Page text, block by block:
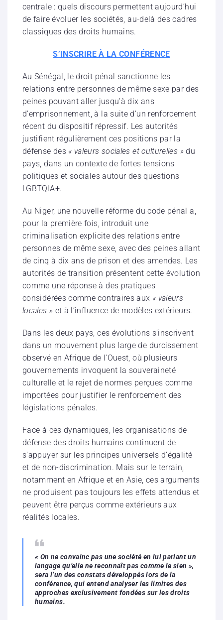
centrale : quels discours permettent aujourd’hui
de faire évoluer les sociétés, au-delà des cadres
classiques des droits humains.
S’INSCRIRE À LA CONFÉRENCE
Au Sénégal, le droit pénal sanctionne les
relations entre personnes de même sexe par des
peines pouvant aller jusqu’à dix ans
d’emprisonnement, à la suite d’un renforcement
récent du dispositif répressif. Les autorités
justifient régulièrement ces positions par la
défense des « valeurs sociales et culturelles »du
pays, dans un contexte de fortes tensions
politiques et sociales autour des questions
LGBTQIA+.
Au Niger, une nouvelle réforme du code pénal a,
pour la première fois, introduit une
criminalisation explicite des relations entre
personnes de même sexe, avec des peines allant
de cinq à dix ans de prison et des amendes. Les
autorités de transition présentent cette évolution
comme une réponse à des pratiques
considérées comme contraires aux « valeurs
locales » et à l’influence de modèles extérieurs.
Dans les deux pays, ces évolutions s’inscrivent
dans un mouvement plus large de durcissement
observé en Afrique de l’Ouest, où plusieurs
gouvernements invoquent la souveraineté
culturelle et le rejet de normes perçues comme
importées pour justifier le renforcement des
législations pénales.
Face à ces dynamiques, les organisations de
défense des droits humains continuent de
s’appuyer sur les principes universels d’égalité
et de non-discrimination. Mais sur le terrain,
notamment en Afrique et en Asie, ces arguments
ne produisent pas toujours les effets attendus et
peuvent être perçus comme extérieurs aux
réalités locales.
« On ne convainc pas une société en lui parlant un
langage qu’elle ne reconnaît pas comme le sien »,
sera l’un des constats développés lors de la
conférence, qui entend analyser les limites des
approches exclusivement fondées sur les droits
humains.